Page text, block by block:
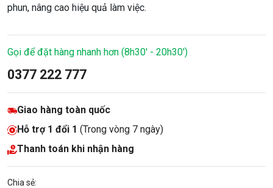
phun, nâng cao hiệu quả làm việc.
Gọi để đặt hàng nhanh hơn (8h30' - 20h30')
0377 222 777
Giao hàng toàn quốc
Hỗ trợ 1 đổi 1 (Trong vòng 7 ngày)
Thanh toán khi nhận hàng
Chia sẻ: